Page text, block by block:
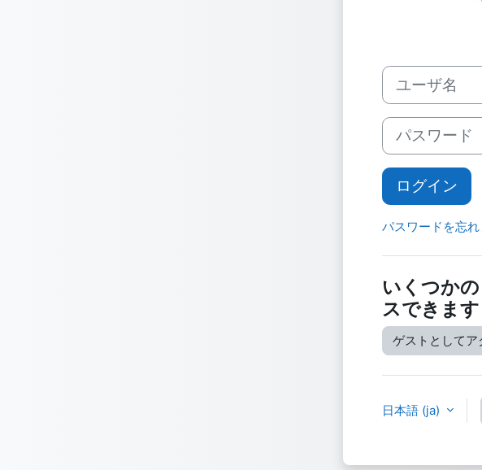
ユーザ名
パスワード
ログイン
パスワードを忘
いくつか
スできます
ゲストとしてア
日本語 ‎(ja)‎